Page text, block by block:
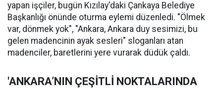
yapan işçiler, bugün Kızılay'daki Çankaya Belediye
Başkanlığı önünde oturma eylemi düzenledi. "Ölmek
var, dönmek yok", "Ankara, Ankara duy sesimizi, bu
gelen madencinin ayak sesleri" sloganları atan
madenciler, baretlerini yere vurarak düdük çaldı.
'ANKARA’NIN ÇEŞİTLİ NOKTALARINDA